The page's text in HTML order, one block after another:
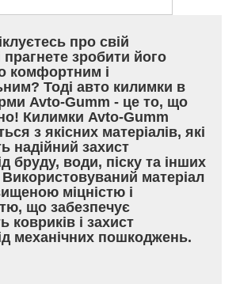
про свій
прагнете зробити його
комфортним і
Тоді авто килимки в
Avto-Gumm - це то, що
Килимки Avto-Gumm
з якісних матеріалів, які
надійний захист
бруду, води, піску та інших
матеріал
міцністю і
що забезпечує
ковриків і захист
механічних пошкоджень.